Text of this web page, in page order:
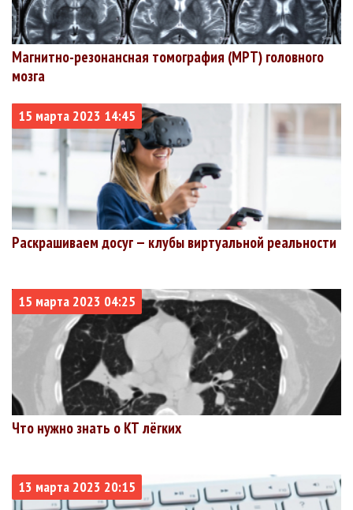
Магнитно-резонансная томография (МРТ) головного
мозга
15 марта 2023 14:45
Раскрашиваем досуг — клубы виртуальной реальности
15 марта 2023 04:25
Что нужно знать о КТ лёгких
13 марта 2023 20:15